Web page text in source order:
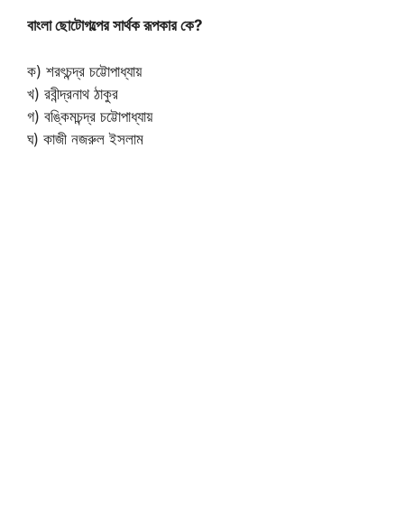
বাংলা ছোটোগল্পের সার্থক রূপকার কে?
ক) শরৎচন্দ্র চট্টোপাধ্যায়
খ) রবীন্দ্রনাথ ঠাকুর
গ) বঙ্কিমচন্দ্র চট্টোপাধ্যায়
ঘ) কাজী নজরুল ইসলাম